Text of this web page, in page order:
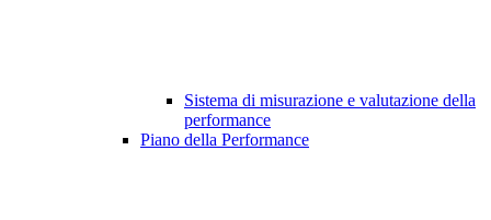
Sistema di misurazione e valutazione della
performance
Piano della Performance